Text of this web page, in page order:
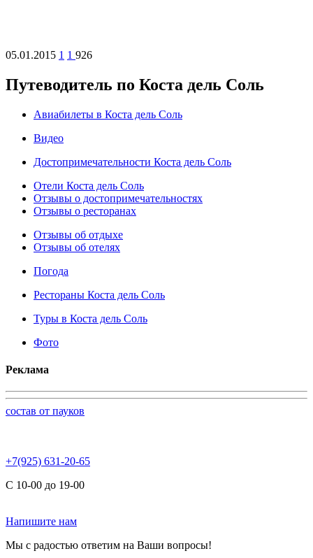
05.01.2015 1 1 926
Путеводитель по Коста дель Соль
Авиабилеты в Коста дель Соль
Видео
Достопримечательности Коста дель Соль
Отели Коста дель Соль
Отзывы о достопримечательностях
Отзывы о ресторанах
Отзывы об отдыхе
Отзывы об отелях
Погода
Рестораны Коста дель Соль
Туры в Коста дель Соль
Фото
Реклама
состав от пауков
+7(925) 631-20-65
С 10-00 до 19-00
Напишите нам
Мы с радостью ответим на Ваши вопросы!